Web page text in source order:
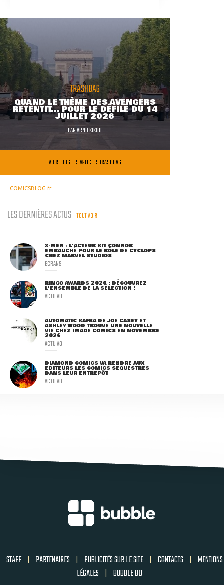
TRASHBAG
QUAND LE THÈME DES AVENGERS
RETENTIT... POUR LE DÉFILÉ DU 14
JUILLET 2026
PARARNO KIKOO
VOIR TOUS LES ARTICLES TRASHBAG
COMICSBLOG.fr
LES DERNIÈRES ACTUS TOUT VOIR
X-MEN : L'ACTEUR KIT CONNOR
EMBAUCHÉ POUR LE RÔLE DE CYCLOPS
CHEZ MARVEL STUDIOS
ECRANS
RINGO AWARDS 2026 : DÉCOUVREZ
L'ENSEMBLE DE LA SÉLECTION !
ACTU VO
AUTOMATIC KAFKA DE JOE CASEY ET
ASHLEY WOOD TROUVE UNE NOUVELLE
VIE CHEZ IMAGE COMICS EN NOVEMBRE
2026
ACTU VO
DIAMOND COMICS VA RENDRE AUX
ÉDITEURS LES COMICS SÉQUESTRÉS
DANS LEUR ENTREPÔT
ACTU VO
STAFF | PARTENAIRES | PUBLICITÉS SUR LE SITE | CONTACTS | MENTIONS
LÉGALES | BUBBLE BD